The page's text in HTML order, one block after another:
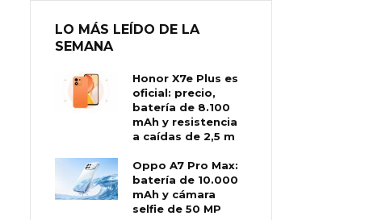
LO MÁS LEÍDO DE LA
SEMANA
Honor X7e Plus es
oficial: precio,
batería de 8.100
mAh y resistencia
a caídas de 2,5 m
Oppo A7 Pro Max:
batería de 10.000
mAh y cámara
selfie de 50 MP